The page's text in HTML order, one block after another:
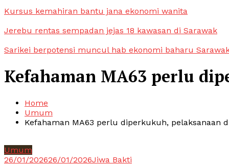
Kursus kemahiran bantu jana ekonomi wanita
Jerebu rentas sempadan jejas 18 kawasan di Sarawak
Sarikei berpotensi muncul hab ekonomi baharu
Kefahaman MA63 perlu
Home
Umum
Kefahaman MA63 perlu diperkukuh, pelaksanaan
Umum
26/01/202626/01/2026Jiwa Bakti